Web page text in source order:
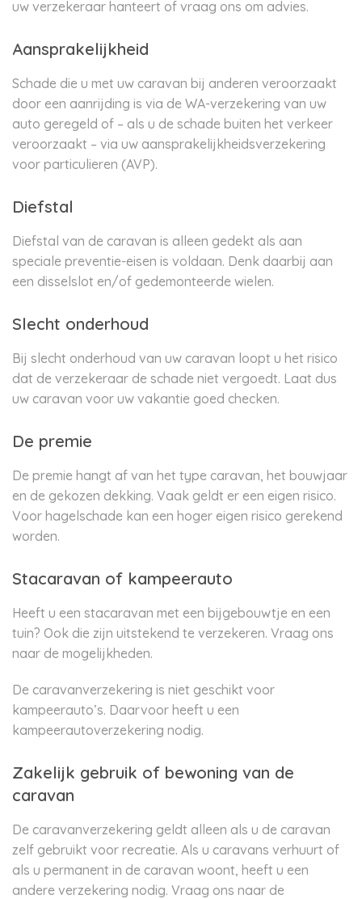
uw verzekeraar hanteert of vraag ons om advies.
Aansprakelijkheid
Schade die u met uw caravan bij anderen veroorzaakt
door een aanrijding is via de WA-verzekering van uw
auto geregeld of – als u de schade buiten het verkeer
veroorzaakt – via uw aansprakelijkheidsverzekering
voor particulieren (AVP).
Diefstal
Diefstal van de caravan is alleen gedekt als aan
speciale preventie-eisen is voldaan. Denk daarbij aan
een disselslot en/of gedemonteerde wielen.
Slecht onderhoud
Bij slecht onderhoud van uw caravan loopt u het risico
dat de verzekeraar de schade niet vergoedt. Laat dus
uw caravan voor uw vakantie goed checken.
De premie
De premie hangt af van het type caravan, het bouwjaar
en de gekozen dekking. Vaak geldt er een eigen risico.
Voor hagelschade kan een hoger eigen risico gerekend
worden.
Stacaravan of kampeerauto
Heeft u een stacaravan met een bijgebouwtje en een
tuin? Ook die zijn uitstekend te verzekeren. Vraag ons
naar de mogelijkheden.
De caravanverzekering is niet geschikt voor
kampeerauto’s. Daarvoor heeft u een
kampeerautoverzekering nodig.
Zakelijk gebruik of bewoning van de
caravan
De caravanverzekering geldt alleen als u de caravan
zelf gebruikt voor recreatie. Als u caravans verhuurt of
als u permanent in de caravan woont, heeft u een
andere verzekering nodig. Vraag ons naar de